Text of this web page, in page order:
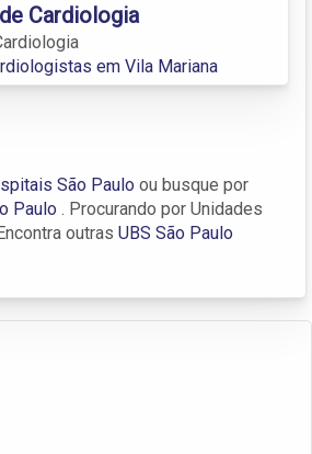
Cardiologia
em Vila Mariana
São Paulo ou busque por
Paulo . Procurando por Unidades
outras UBS São Paulo